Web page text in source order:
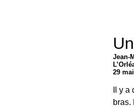
Jean-
29
Il y
bras.